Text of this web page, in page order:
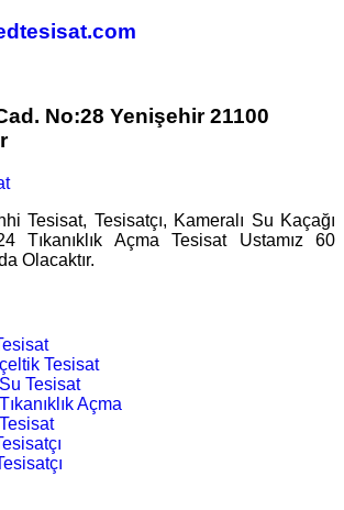
No:28 Yenişehir 21100
Tesisat, Tesisatçı, Kameralı Su Kaçağı
Tıkanıklık Açma Tesisat Ustamız 60
Olacaktır.
Tesisat
Tesisat
Açma